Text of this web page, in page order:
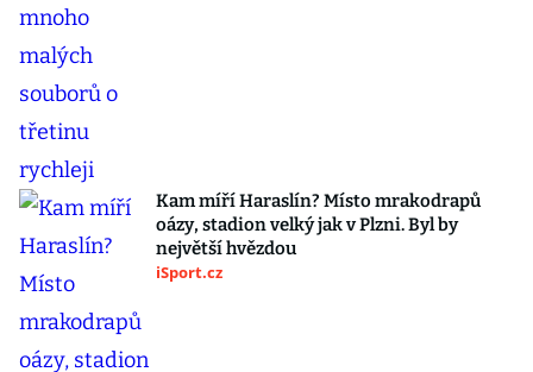
Kam míří Haraslín? Místo mrakodrapů
oázy, stadion velký jak v Plzni. Byl by
největší hvězdou
iSport.cz